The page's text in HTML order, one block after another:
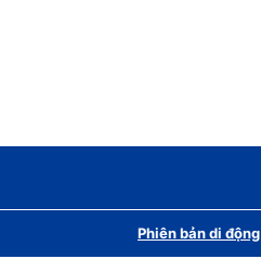
Phiên bản di động